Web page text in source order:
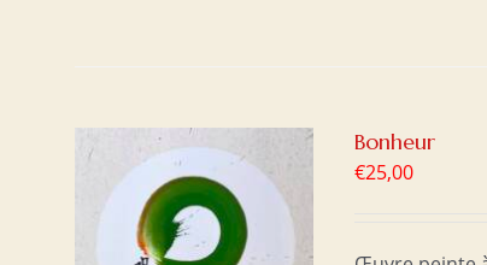
Bonheur
€25,00